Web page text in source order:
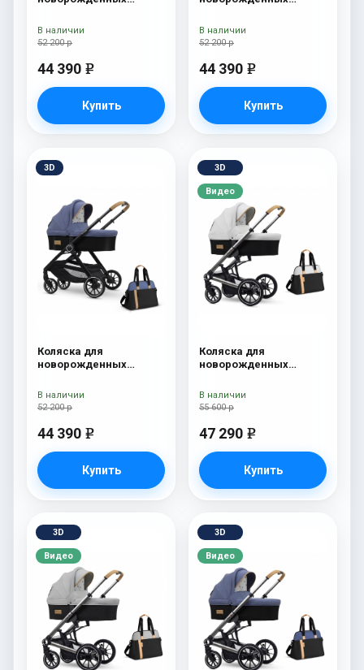
сумка Sahara
52 200 р
44 390 e
Купить
В наличии
сумка Grey
52 200 р
44 390 e
Купить
В наличии
3D
Коляска для
новорожденных
сумка Denim
52 200 р
44 390 e
Купить
В наличии
3D
Видео
Коляска для
новорожденных
Sahara
55 600 р
47 290 e
Купить
В наличии
3D
Видео
3D
Видео